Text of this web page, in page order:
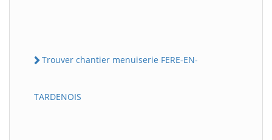
Trouver chantier menuiserie FERE-EN-
TARDENOIS